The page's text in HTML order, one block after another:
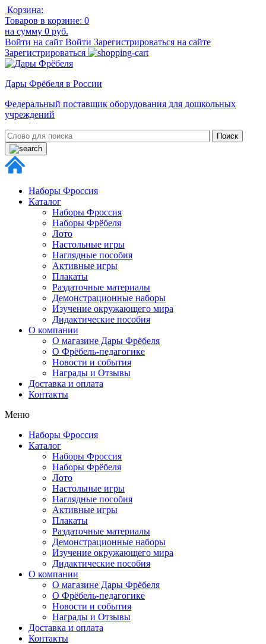
Корзина:
Товаров в корзине: 0
на сумму 0 руб.
Войти на сайт Войти Зарегистрироваться на сайте
Зарегистрироваться
Дары Фрёбеля в России
Федеральный поставщик оборудования для дошкольных
учреждений
Наборы Фроссия
Каталог
Наборы Фроссия
Наборы Фрёбеля
Лото
Настольные игры
Наглядные пособия
Активные игры
Плакаты
Раздаточные материалы
Демонстрационные наборы
Изучение окружающего мира
Дидактические пособия
О компании
О магазине Дары Фрёбеля
О Фрёбель-педагогике
Новости и события
Награды и Отзывы
Доставка и оплата
Контакты
Меню
Наборы Фроссия
Каталог
Наборы Фроссия
Наборы Фрёбеля
Лото
Настольные игры
Наглядные пособия
Активные игры
Плакаты
Раздаточные материалы
Демонстрационные наборы
Изучение окружающего мира
Дидактические пособия
О компании
О магазине Дары Фрёбеля
О Фрёбель-педагогике
Новости и события
Награды и Отзывы
Доставка и оплата
Контакты